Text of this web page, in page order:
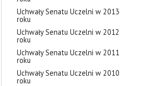
Uchwały Senatu Uczelni w 2013
roku
Uchwały Senatu Uczelni w 2012
roku
Uchwały Senatu Uczelni w 2011
roku
Uchwały Senatu Uczelni w 2010
roku